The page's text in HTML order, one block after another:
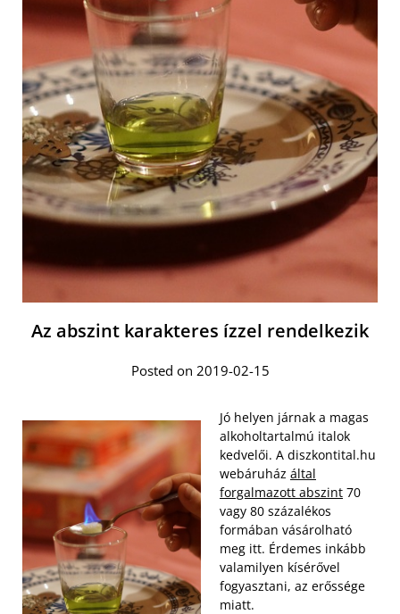
Az abszint karakteres ízzel rendelkezik
Posted on 2019-02-15
Jó helyen járnak a magas
alkoholtartalmú italok
kedvelői. A diszkontital.hu
webáruház által
forgalmazott abszint 70
vagy 80 százalékos
formában vásárolható
meg itt. Érdemes inkább
valamilyen kísérővel
fogyasztani, az erőssége
miatt.